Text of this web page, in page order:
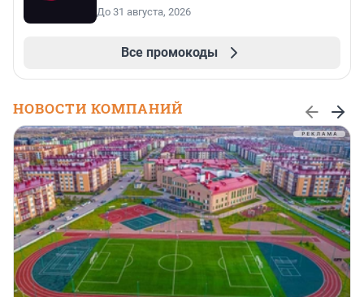
До 31 августа, 2026
Все промокоды
НОВОСТИ КОМПАНИЙ